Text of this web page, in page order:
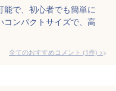
で、初心者でも簡単に
ンパクトサイズで、高
全てのおすすめコメント (1件) >